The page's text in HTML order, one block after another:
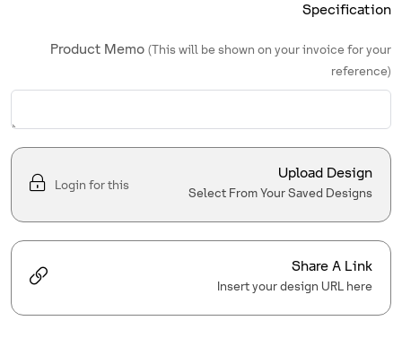
Specification
Product Memo (This will be shown on your invoice for your
reference)
Upload Design
Select From Your Saved Designs
Login for this
Share A Link
Insert your design URL here